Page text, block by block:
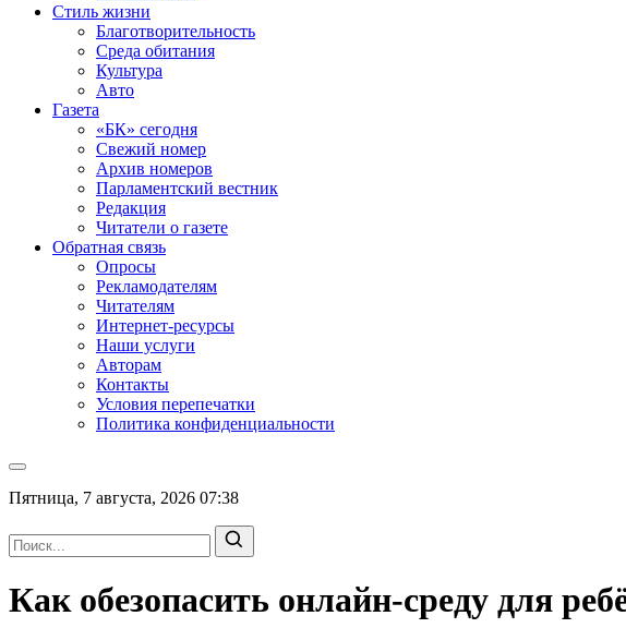
Стиль жизни
Благотворительность
Среда обитания
Культура
Авто
Газета
«БК» сегодня
Свежий номер
Архив номеров
Парламентский вестник
Редакция
Читатели о газете
Обратная связь
Опросы
Рекламодателям
Читателям
Интернет-ресурсы
Наши услуги
Авторам
Контакты
Условия перепечатки
Политика конфиденциальности
Пятница, 7 августа, 2026 07:38
Как обезопасить онлайн-среду для